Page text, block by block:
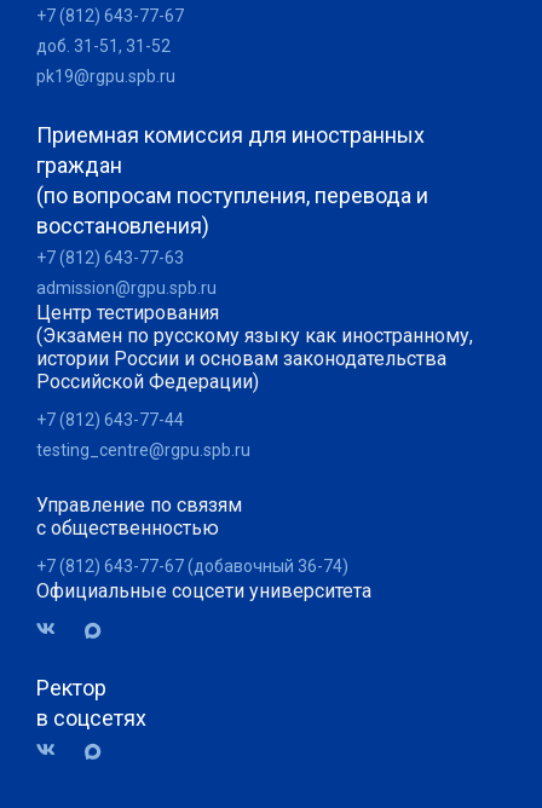
+7 (812) 643-77-67
доб. 31-51, 31-52
pk19@rgpu.spb.ru
Приемная комиссия для иностранных
граждан
(по вопросам поступления, перевода и
восстановления)
+7 (812) 643-77-63
admission@rgpu.spb.ru
Центр тестирования
(Экзамен по русскому языку как иностранному,
истории России и основам законодательства
Российской Федерации)
+7 (812) 643-77-44
testing_centre@rgpu.spb.ru
Управление по связям
с общественностью
+7 (812) 643-77-67 (добавочный 36-74)
Официальные соцсети университета
Ректор
в соцсетях